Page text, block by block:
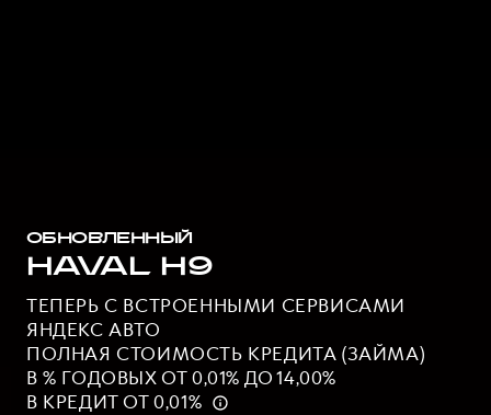
ОБНОВЛЕННЫЙ
HAVAL H9
ТЕПЕРЬ С ВСТРОЕННЫМИ СЕРВИСАМИ
ЯНДЕКС АВТО
ПОЛНАЯ СТОИМОСТЬ КРЕДИТА (ЗАЙМА)
В % ГОДОВЫХ ОТ 0,01% ДО 14,00%
В КРЕДИТ ОТ 0,01%